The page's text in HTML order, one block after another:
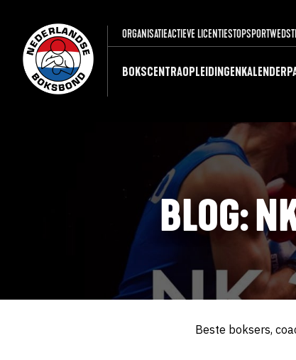
ORGANISATIEACTIEVE LICENTIESTOPSPORT
BOKSCENTRAOPLEIDINGENKALENDER
BLOG:
Beste boksers,